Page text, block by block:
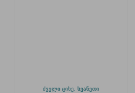
ძველი ციხე, სვანეთი